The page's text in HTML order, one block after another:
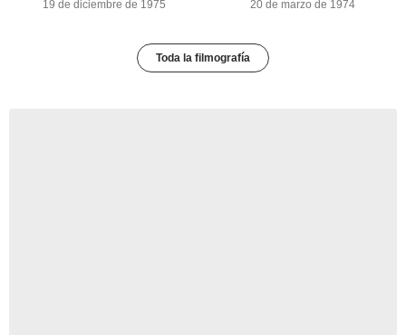
19 de diciembre de 1975 20 de marzo de 1974
Toda la filmografía